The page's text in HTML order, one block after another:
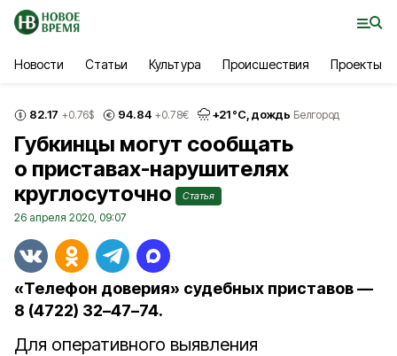
Новости Статьи Культура Происшествия Проекты
82.17 +0.76$ 94.84 +0.78€ +21°С, дождь Белгород
Губкинцы могут сообщать
о приставах-нарушителях
круглосуточно
Статья
26 апреля 2020, 09:07
«Телефон доверия» судебных приставов —
8 (4722) 32–47–74.
Для оперативного выявления